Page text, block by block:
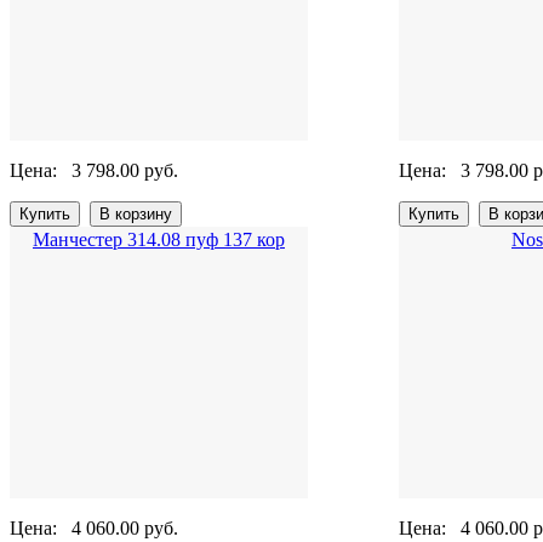
Цена: 3 798.00 руб. Цена: 3 798.00
Манчестер 314.08 пуф 137 кор
Цена: 4 060.00 руб. Цена: 4 060.00